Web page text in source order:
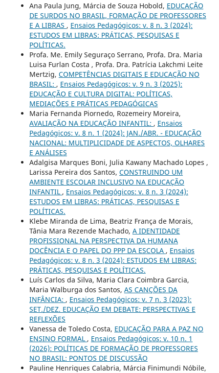
Ana Paula Jung, Márcia de Souza Hobold, EDUCAÇÃO
DE SURDOS NO BRASIL, FORMAÇÃO DE PROFESSORES
E A LIBRAS , Ensaios Pedagógicos: v. 8 n. 3 (2024):
ESTUDOS EM LIBRAS: PRÁTICAS, PESQUISAS E
POLÍTICAS.
Profa. Me. Emily Seguraço Serrano, Profa. Dra. Maria
Luisa Furlan Costa , Profa. Dra. Patrícia Lakchmi Leite
Mertzig, COMPETÊNCIAS DIGITAIS E EDUCAÇÃO NO
BRASIL: , Ensaios Pedagógicos: v. 9 n. 3 (2025):
EDUCAÇÃO E CULTURA DIGITAL: POLÍTICAS,
MEDIAÇÕES E PRÁTICAS PEDAGÓGICAS
Maria Fernanda Piornedo, Rozemeiry Moreira,
AVALIAÇÃO NA EDUCAÇÃO INFANTIL: , Ensaios
Pedagógicos: v. 8 n. 1 (2024): JAN./ABR. - EDUCAÇÃO
NACIONAL: MULTIPLICIDADE DE ASPECTOS, OLHARES
E ANÁLISES
Adalgisa Marques Boni, Julia Kawany Machado Lopes ,
Larissa Pereira dos Santos, CONSTRUINDO UM
AMBIENTE ESCOLAR INCLUSIVO NA EDUCAÇÃO
INFANTIL , Ensaios Pedagógicos: v. 8 n. 3 (2024):
ESTUDOS EM LIBRAS: PRÁTICAS, PESQUISAS E
POLÍTICAS.
Klebe Miranda de Lima, Beatriz França de Morais,
Tânia Mara Rezende Machado, A IDENTIDADE
PROFISSIONAL NA PERSPECTIVA DA HUMANA
DOCÊNCIA E O PAPEL DO PPP DA ESCOLA , Ensaios
Pedagógicos: v. 8 n. 3 (2024): ESTUDOS EM LIBRAS:
PRÁTICAS, PESQUISAS E POLÍTICAS.
Luís Carlos da Silva, Maria Clara Coimbra Garcia,
Maria Walburga dos Santos, AS CANÇÕES DA
INFÂNCIA: , Ensaios Pedagógicos: v. 7 n. 3 (2023):
SET./DEZ. EDUCAÇÃO EM DEBATE: PERSPECTIVAS E
REFLEXÕES
Vanessa de Toledo Costa, EDUCAÇÃO PARA A PAZ NO
ENSINO FORMAL , Ensaios Pedagógicos: v. 10 n. 1
(2026): POLÍTICAS DE FORMAÇÃO DE PROFESSORES
NO BRASIL: PONTOS DE DISCUSSÃO
Pauline Henriques Calabria, Márcia Finimundi Nóbile,